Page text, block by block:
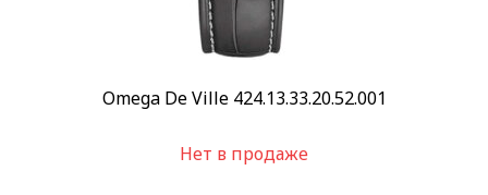
Omega De Ville 424.13.33.20.52.001
Нет в продаже